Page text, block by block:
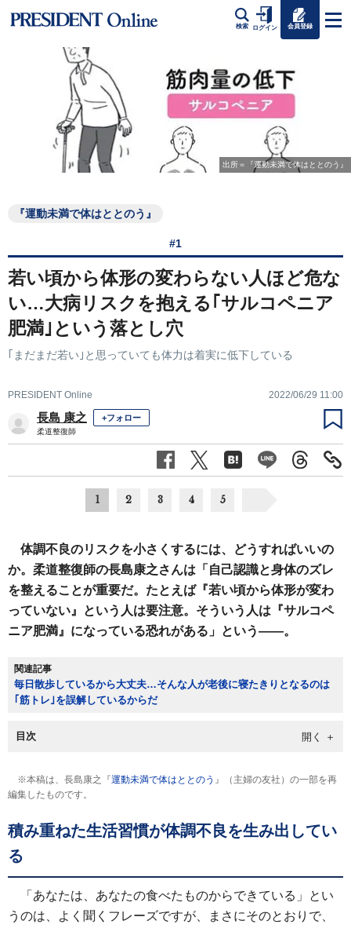
検索 ログイン 会員登録
出所＝『運動未満で体はととのう』
『運動未満で体はととのう』
#1
若い頃から体形の変わらない人ほど危な
い…大病リスクを抱える｢サルコペニア
肥満｣という落とし穴
｢まだまだ若い｣と思っていても体力は着実に低下している
PRESIDENT Online 2022/06/29 11:00
長島 康之 +フォロー
柔道整復師
1 2 3 4 5
体調不良のリスクを小さくするには、どうすればいいの
か。柔道整復師の長島康之さんは「自己認識と身体のズレ
を整えることが重要だ。たとえば『若い頃から体形が変わ
っていない』という人は要注意。そういう人は『サルコペ
ニア肥満』になっている恐れがある」という――。
関連記事
毎日散歩しているから大丈夫…そんな人が老後に寝たきりとなるのは
｢筋トレ｣を誤解しているからだ
目次
※本稿は、長島康之『運動未満で体はととのう 』（主婦の友社）の一部を再
編集したものです。
積み重ねた生活習慣が体調不良を生み出してい
る
「あなたは、あなたの食べたものからできている」とい
うのは、よく聞くフレーズですが、まさにそのとおりで、